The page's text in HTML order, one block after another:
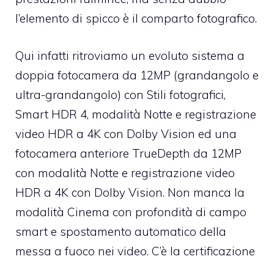
l’elemento di spicco è il comparto fotografico.
Qui infatti ritroviamo un evoluto sistema a
doppia fotocamera da 12MP (grandangolo e
ultra-grandangolo) con Stili fotografici,
Smart HDR 4, modalità Notte e registrazione
video HDR a 4K con Dolby Vision ed una
fotocamera anteriore TrueDepth da 12MP
con modalità Notte e registrazione video
HDR a 4K con Dolby Vision. Non manca la
modalità Cinema con profondità di campo
smart e spostamento automatico della
messa a fuoco nei video. C’è la certificazione